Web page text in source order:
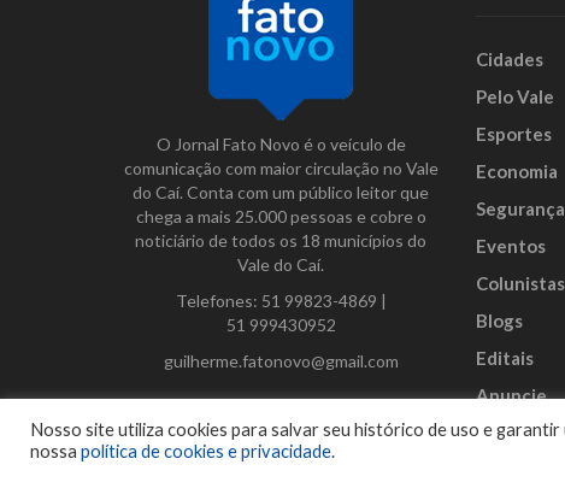
O Jornal Fato Novo é o veículo de
comunicação com maior circulação no Vale
do Caí. Conta com um público leitor que
chega a mais 25.000 pessoas e cobre o
noticiário de todos os 18 municípios do
Vale do Caí.
Telefones: 51 99823-4869 |
51 999430952
guilherme.fatonovo@gmail.com
Facebook
Instagram
Twitter
Cidades
Pelo Vale
Esportes
Economia
Segurança
Eventos
Colunistas
Blogs
Editais
Anuncie
Nosso site utiliza cookies para salvar seu histórico de uso e
nossa política de cookies e privacidade.